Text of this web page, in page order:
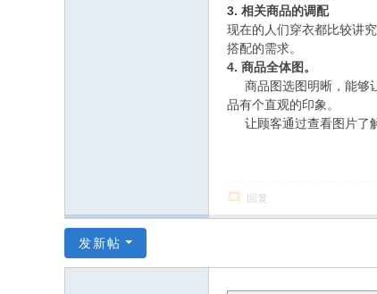
3. 相关商品的调配
现在的人们穿衣都比较讲
搭配的需求。
4. 商品全体图。
商品图选图明晰，能够
品有个直观的印象。
让顾客通过查看图片了
回复
发新帖